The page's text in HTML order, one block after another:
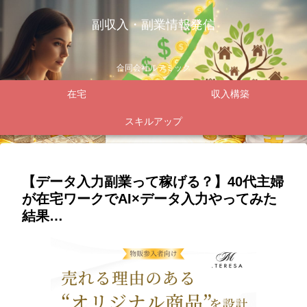
副収入・副業情報発信
合同会社ルテミック
在宅 収入構築
スキルアップ
【データ入力副業って稼げる？】40代主婦
が在宅ワークでAI×データ入力やってみた
結果…